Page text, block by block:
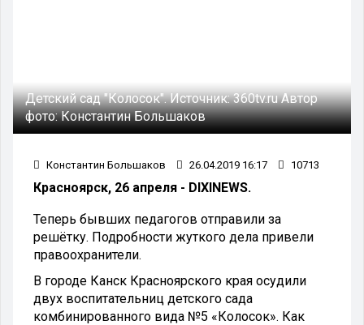
Детский сад "Колосок".Источник:360tv.ruАвтор
фото:Константин Большаков
Константин Большаков 26.04.2019 16:17 10713
Красноярск, 26 апреля - DIXINEWS.
Теперь бывших педагогов отправили за
решётку. Подробности жуткого дела привели
правоохранители.
В городе Канск Красноярского края осудили
двух воспитательниц детского сада
комбинированного вида №5 «Колосок». Как